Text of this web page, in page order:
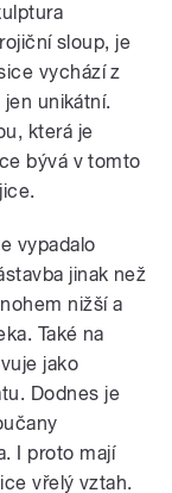
sloup, je
vychází z
unikátní.
která je
bývá v tomto
vypadalo
jinak než
nižší a
Také na
jako
Dodnes je
I proto mají
vřelý vztah.